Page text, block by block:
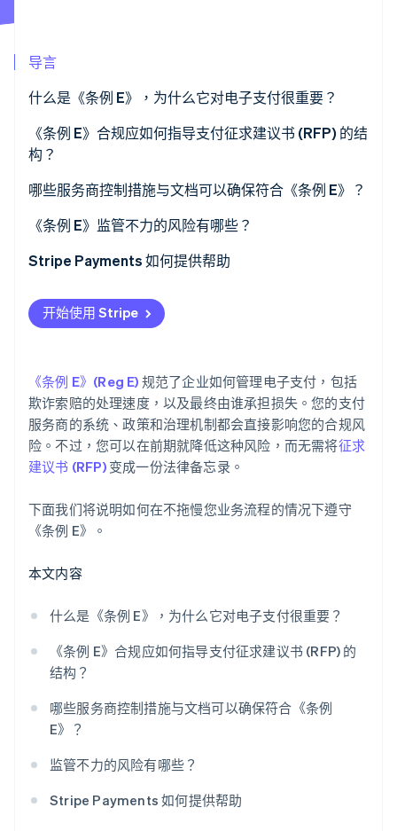
导言
什么是《条例 E》，为什么它对电子支付很重要？
《条例 E》合规应如何指导支付征求建议书 (RFP) 的结
构？
明确合规是优先事项
要求提供证据
包含一个情境
哪些服务商控制措施与文档可以确保符合《条例 E》？
授权流程
争议处理与时间线
经得起审查的记录
您可以咨询的专家
《条例 E》监管不力的风险有哪些？
监管行动
消费者诉讼
Stripe Payments 如何提供帮助
开始使用 Stripe
《条例 E》(Reg E) 规范了企业如何管理电子支付，包括
欺诈索赔的处理速度，以及最终由谁承担损失。您的支付
服务商的系统、政策和治理机制都会直接影响您的合规风
险。不过，您可以在前期就降低这种风险，而无需将征求
建议书 (RFP)变成一份法律备忘录。
下面我们将说明如何在不拖慢您业务流程的情况下遵守
《条例 E》。
本文内容
什么是《条例 E》，为什么它对电子支付很重要？
《条例 E》合规应如何指导支付征求建议书 (RFP) 的
结构？
哪些服务商控制措施与文档可以确保符合《条例
E》？
监管不力的风险有哪些？
Stripe Payments 如何提供帮助